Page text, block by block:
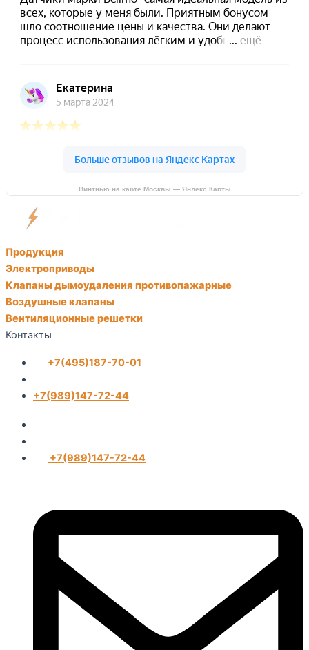
Винтнью на карте Москвы — Яндекс Карты
Продукция
Электроприводы
Клапаны дымоудаления противопажарные
Воздушные клапаны
Вентиляционные решетки
Контакты
+7(495)187-70-01
+7(989)147-72-44
+7(989)147-72-44